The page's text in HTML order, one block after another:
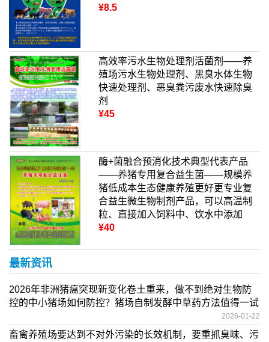
¥8.5
高效率污水生物处理剂活菌剂——养
殖场污水生物处理剂、黑臭水体生物
快速处理剂、恶臭粪污废水快速除臭
剂
¥45
酶+菌融合预消化技术典型代表产品
——养猪专用复合益生菌——规模养
猪低成本生态健康养殖更好更专业复
合益生微生物制剂产品，可以高温制
粒、直接加入饲料中、饮水中添加
¥40
最新资讯
2026年非洲猪瘟突现新变化卷土重来，做不到绝对生物防
控的中小猪场如何防控？猪场自制发酵中草药方法值得一试
2026-01-22
畜禽养殖场要达到不对外污染的长效机制，要重抓臭味、污